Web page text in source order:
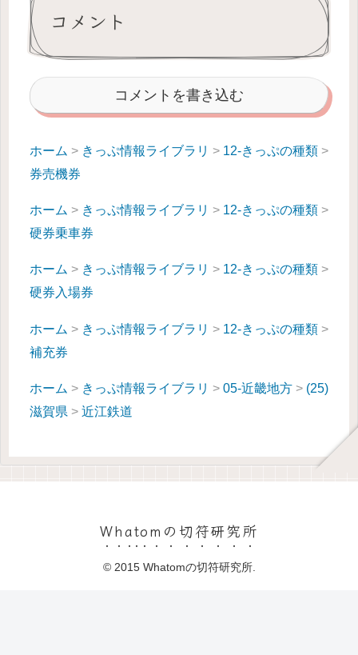
コメント
コメントを書き込む
ホーム > きっぷ情報ライブラリ > 12-きっぷの種類 >
券売機券
ホーム > きっぷ情報ライブラリ > 12-きっぷの種類 >
硬券乗車券
ホーム > きっぷ情報ライブラリ > 12-きっぷの種類 >
硬券入場券
ホーム > きっぷ情報ライブラリ > 12-きっぷの種類 >
補充券
ホーム > きっぷ情報ライブラリ > 05-近畿地方 > (25)
滋賀県 > 近江鉄道
Whatomの切符研究所
© 2015 Whatomの切符研究所.